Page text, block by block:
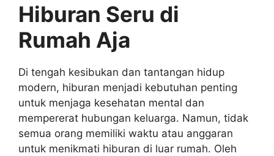
Hiburan Seru di
Rumah Aja
Di tengah kesibukan dan tantangan hidup
modern, hiburan menjadi kebutuhan penting
untuk menjaga kesehatan mental dan
mempererat hubungan keluarga. Namun, tidak
semua orang memiliki waktu atau anggaran
untuk menikmati hiburan di luar rumah. Oleh